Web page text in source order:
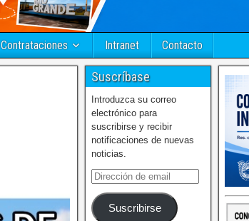
Contrataciones Intranet Contacto
Suscríbase
Introduzca su correo
electrónico para
suscribirse y recibir
notificaciones de nuevas
noticias.
Suscribirse